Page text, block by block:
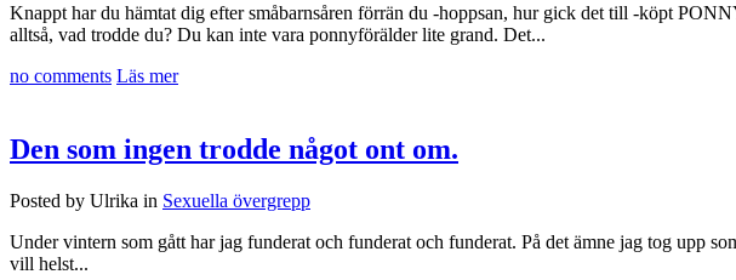
Knappt har du hämtat dig efter småbarnsåren förrän du -hoppsan, hur gick det till -köpt
alltså, vad trodde du? Du kan inte vara ponnyförälder lite grand. Det...
no comments Läs mer
Den som ingen trodde något ont om.
Posted by Ulrika in Sexuella övergrepp
Under vintern som gått har jag funderat och funderat och funderat. På det ämne jag tog upp
vill helst...